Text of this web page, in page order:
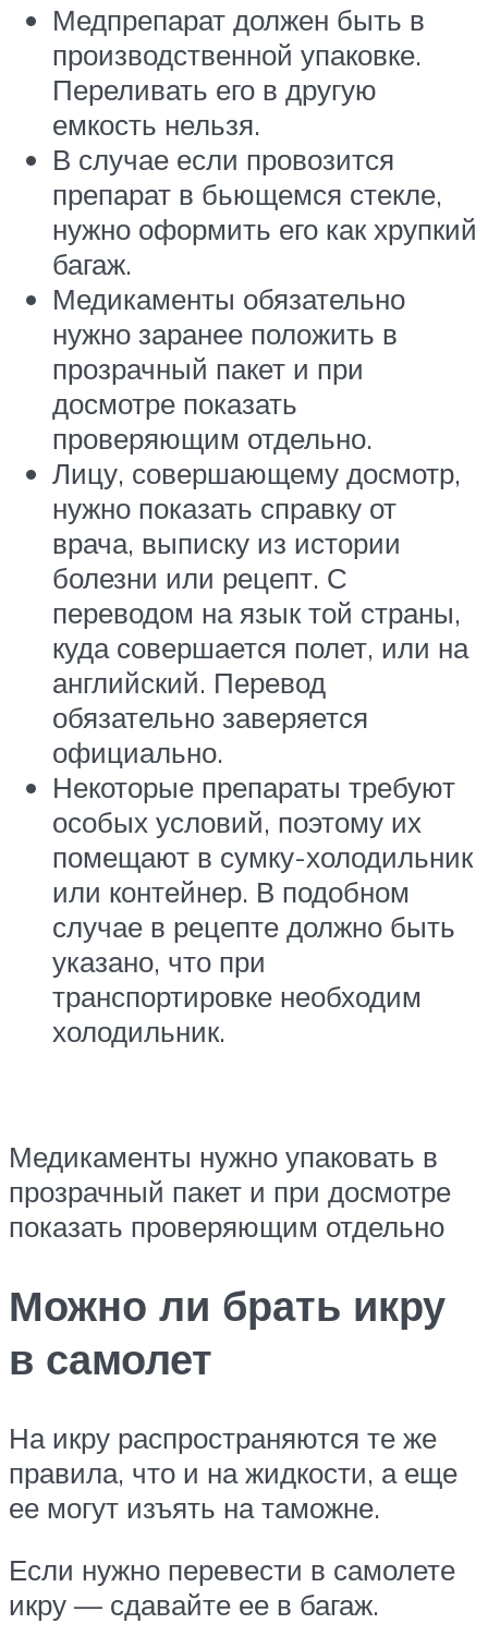
Медпрепарат должен быть в
производственной упаковке.
Переливать его в другую
емкость нельзя.
В случае если провозится
препарат в бьющемся стекле,
нужно оформить его как хрупкий
багаж.
Медикаменты обязательно
нужно заранее положить в
прозрачный пакет и при
досмотре показать
проверяющим отдельно.
Лицу, совершающему досмотр,
нужно показать справку от
врача, выписку из истории
болезни или рецепт. С
переводом на язык той страны,
куда совершается полет, или на
английский. Перевод
обязательно заверяется
официально.
Некоторые препараты требуют
особых условий, поэтому их
помещают в сумку-холодильник
или контейнер. В подобном
случае в рецепте должно быть
указано, что при
транспортировке необходим
холодильник.
Медикаменты нужно упаковать в
прозрачный пакет и при досмотре
показать проверяющим отдельно
Можно ли брать икру
в самолет
На икру распространяются те же
правила, что и на жидкости, а еще
ее могут изъять на таможне.
Если нужно перевести в самолете
икру — сдавайте ее в багаж.